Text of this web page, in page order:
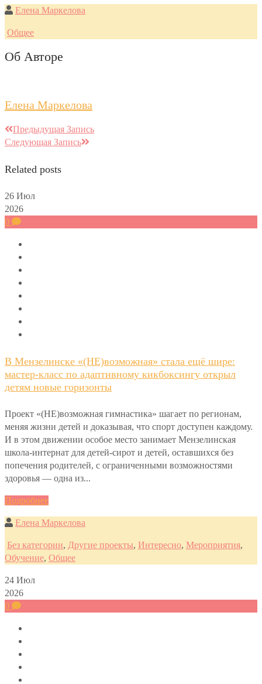
Елена Маркелова
Общее
Об Авторе
Елена Маркелова
Предыдущая Запись
Следующая Запись
Related posts
26 Июл
2026
0
В Мензелинске «(НЕ)возможная» стала ещё шире:
мастер-класс по адаптивному кикбоксингу открыл
детям новые горизонты
Проект «(НЕ)возможная гимнастика» шагает по регионам,
меняя жизни детей и доказывая, что спорт доступен каждому.
И в этом движении особое место занимает Мензелинская
школа-интернат для детей-сирот и детей, оставшихся без
попечения родителей, с ограниченными возможностями
здоровья — одна из...
Подробнее
Елена Маркелова
Без категории, Другие проекты, Интересно, Мероприятия,
Обучение, Общее
24 Июл
2026
0